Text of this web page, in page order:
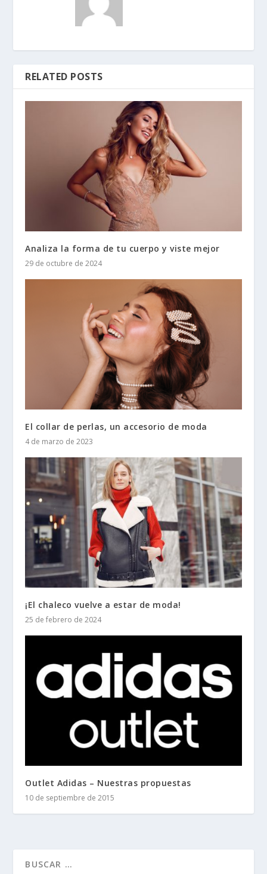
RELATED POSTS
Analiza la forma de tu cuerpo y viste mejor
29 de octubre de 2024
El collar de perlas, un accesorio de moda
4 de marzo de 2023
¡El chaleco vuelve a estar de moda!
25 de febrero de 2024
Outlet Adidas – Nuestras propuestas
10 de septiembre de 2015